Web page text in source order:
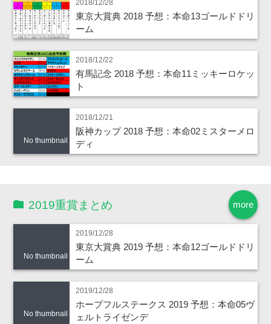
2018/12/28
東京大賞典 2018 予想：本命13ゴールドドリ
ーム
2018/12/22
有馬記念 2018 予想：本命11ミッキーロケッ
ト
No thumbnail
2018/12/21
阪神カップ 2018 予想：本命02ミスターメロ
ディ
more
2019重賞まとめ
No thumbnail
2019/12/28
東京大賞典 2019 予想：本命12ゴールドドリ
ーム
No thumbnail
2019/12/28
ホープフルステークス 2019 予想：本命05ヴ
ェルトライゼンデ